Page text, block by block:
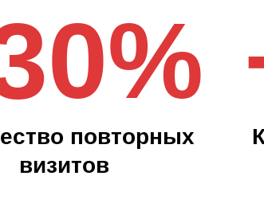
%
повторных
визитов